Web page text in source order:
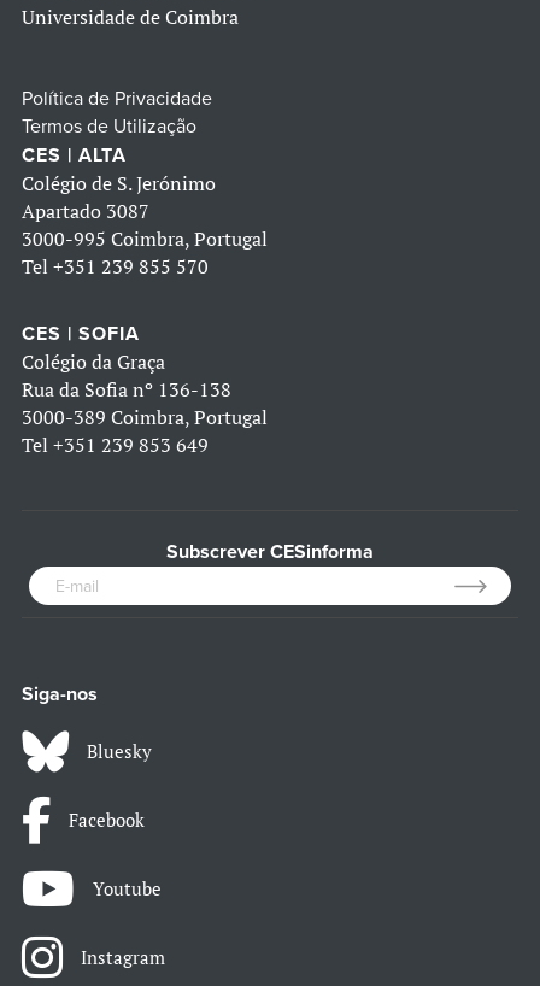
Universidade de Coimbra
Política de Privacidade
Termos de Utilização
CES | ALTA
Colégio de S. Jerónimo
Apartado 3087
3000-995 Coimbra, Portugal
Tel +351 239 855 570
CES | SOFIA
Colégio da Graça
Rua da Sofia nº 136-138
3000-389 Coimbra, Portugal
Tel +351 239 853 649
Subscrever CESinforma
Siga-nos
Bluesky
Facebook
Youtube
Instagram